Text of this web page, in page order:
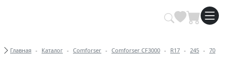
Купить автомобильные шины
Хлебные крошки
Главная Каталог Comforser Comforser CF3000 R17 245 70